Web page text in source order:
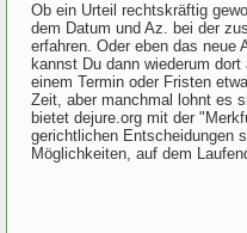
Ob ein Urteil rechtskräftig
dem Datum und Az. bei der
erfahren. Oder eben das
kannst Du dann wiederum
einem Termin oder Fristen
Zeit, aber manchmal lohnt es
bietet dejure.org mit der
gerichtlichen Entscheidungen
Möglichkeiten, auf dem